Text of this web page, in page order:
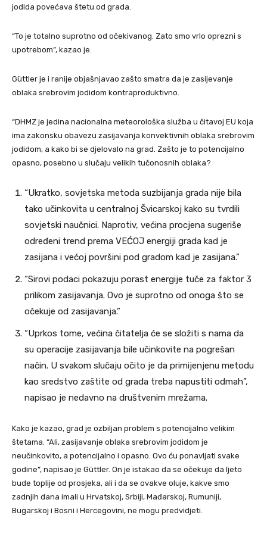
jodida povećava štetu od grada.
“To je totalno suprotno od očekivanog. Zato smo vrlo oprezni s
upotrebom”, kazao je.
Güttler je i ranije objašnjavao zašto smatra da je zasijevanje
oblaka srebrovim jodidom kontraproduktivno.
“DHMZ je jedina nacionalna meteorološka služba u čitavoj EU koja
ima zakonsku obavezu zasijavanja konvektivnih oblaka srebrovim
jodidom, a kako bi se djelovalo na grad. Zašto je to potencijalno
opasno, posebno u slučaju velikih tučonosnih oblaka?
“Ukratko, sovjetska metoda suzbijanja grada nije bila
tako učinkovita u centralnoj Švicarskoj kako su tvrdili
sovjetski naučnici. Naprotiv, većina procjena sugeriše
određeni trend prema VEĆOJ energiji grada kad je
zasijana i većoj površini pod gradom kad je zasijana.”
“Sirovi podaci pokazuju porast energije tuče za faktor 3
prilikom zasijavanja. Ovo je suprotno od onoga što se
očekuje od zasijavanja.”
“Uprkos tome, većina čitatelja će se složiti s nama da
su operacije zasijavanja bile učinkovite na pogrešan
način. U svakom slučaju očito je da primijenjenu metodu
kao sredstvo zaštite od grada treba napustiti odmah”,
napisao je nedavno na društvenim mrežama.
Kako je kazao, grad je ozbiljan problem s potencijalno velikim
štetama. “Ali, zasijavanje oblaka srebrovim jodidom je
neučinkovito, a potencijalno i opasno. Ovo ću ponavljati svake
godine”, napisao je Güttler. On je istakao da se očekuje da ljeto
bude toplije od prosjeka, ali i da se ovakve oluje, kakve smo
zadnjih dana imali u Hrvatskoj, Srbiji, Mađarskoj, Rumuniji,
Bugarskoj i Bosni i Hercegovini, ne mogu predvidjeti.